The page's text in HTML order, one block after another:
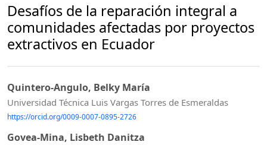
⁠Desafíos de la reparación integral a
comunidades afectadas por proyectos
extractivos en Ecuador
Quintero-Angulo, Belky María
Universidad Técnica Luis Vargas Torres de Esmeraldas
https://orcid.org/0009-0007-0895-2726
Govea-Mina, Lisbeth Danitza